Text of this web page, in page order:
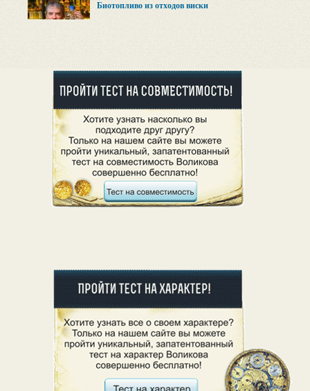
Биотопливо из отходов виски